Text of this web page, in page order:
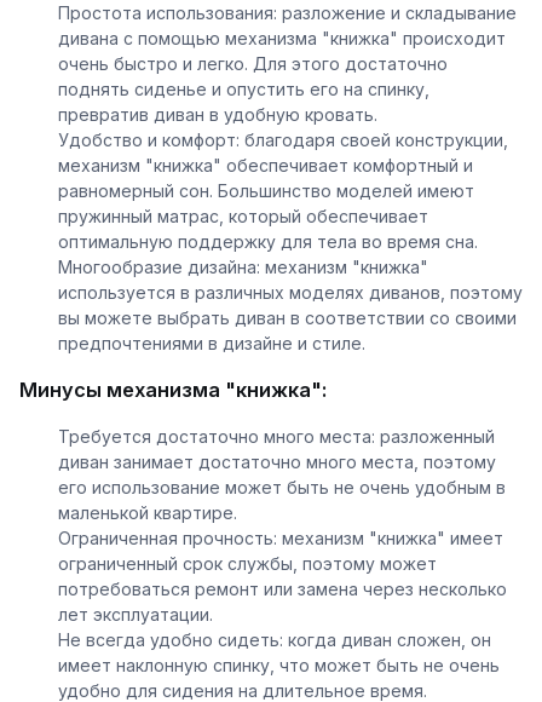
Простота использования: разложение и складывание
дивана с помощью механизма "книжка" происходит
очень быстро и легко. Для этого достаточно
поднять сиденье и опустить его на спинку,
превратив диван в удобную кровать.
Удобство и комфорт: благодаря своей конструкции,
механизм "книжка" обеспечивает комфортный и
равномерный сон. Большинство моделей имеют
пружинный матрас, который обеспечивает
оптимальную поддержку для тела во время сна.
Многообразие дизайна: механизм "книжка"
используется в различных моделях диванов, поэтому
вы можете выбрать диван в соответствии со своими
предпочтениями в дизайне и стиле.
Минусы механизма "книжка":
Требуется достаточно много места: разложенный
диван занимает достаточно много места, поэтому
его использование может быть не очень удобным в
маленькой квартире.
Ограниченная прочность: механизм "книжка" имеет
ограниченный срок службы, поэтому может
потребоваться ремонт или замена через несколько
лет эксплуатации.
Не всегда удобно сидеть: когда диван сложен, он
имеет наклонную спинку, что может быть не очень
удобно для сидения на длительное время.